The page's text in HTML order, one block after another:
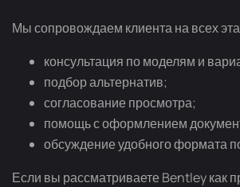
Мы сопровождаем клиента на всех
консультация по моделям и
подбор альтернатив;
согласование просмотра;
помощь с оформлением
обсуждение удобного формата
Если вы рассматриваете Bentley как